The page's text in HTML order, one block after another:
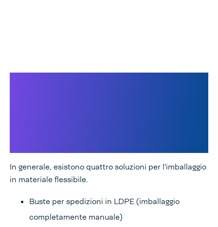
In generale, esistono quattro soluzioni per l'imballaggio
in materiale flessibile.
Buste per spedizioni in LDPE (imballaggio
completamente manuale)